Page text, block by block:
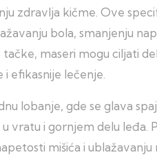
zdravlja kičme. Ove
bola, smanjenju
maseri mogu ciljati
efikasnije lečenje.
lobanje, gde se glava
vratu i gornjem delu leđa.
mišića i ublažavanju